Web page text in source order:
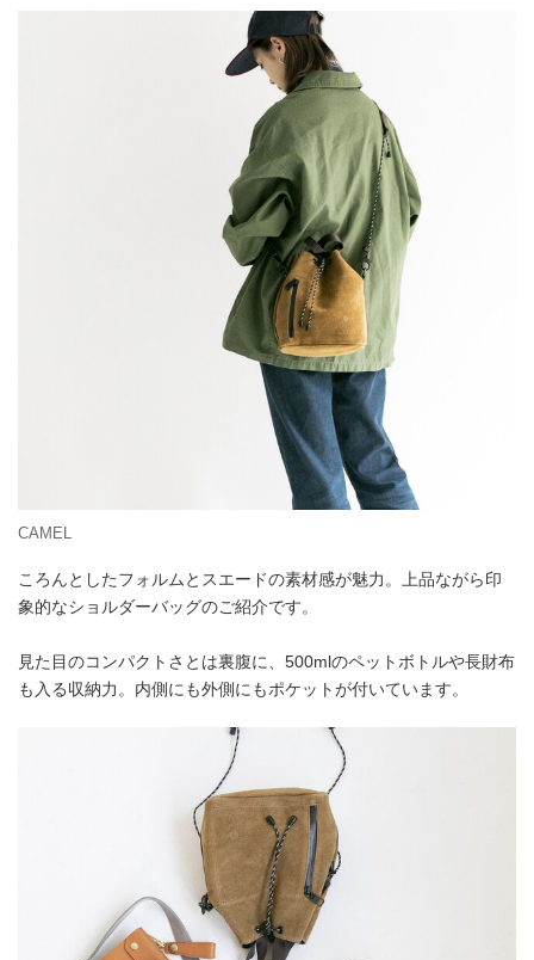
CAMEL
ころんとしたフォルムとスエードの素材感が魅力。上品ながら印
象的なショルダーバッグのご紹介です。
見た目のコンパクトさとは裏腹に、500mlのペットボトルや長財布
も入る収納力。内側にも外側にもポケットが付いています。